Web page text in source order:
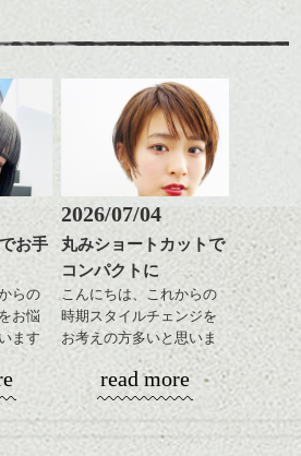
お手
らの
お悩
ます
入れ
と毎
簡単
2026/07/04
丸みショートカットで
コンパクトに
こんにちは、これからの
時期スタイルチェンジを
お考えの方多いと思いま
コンパクトなフォルムが
全体のバランスを良く見
せてくれる効果もあり、
read more